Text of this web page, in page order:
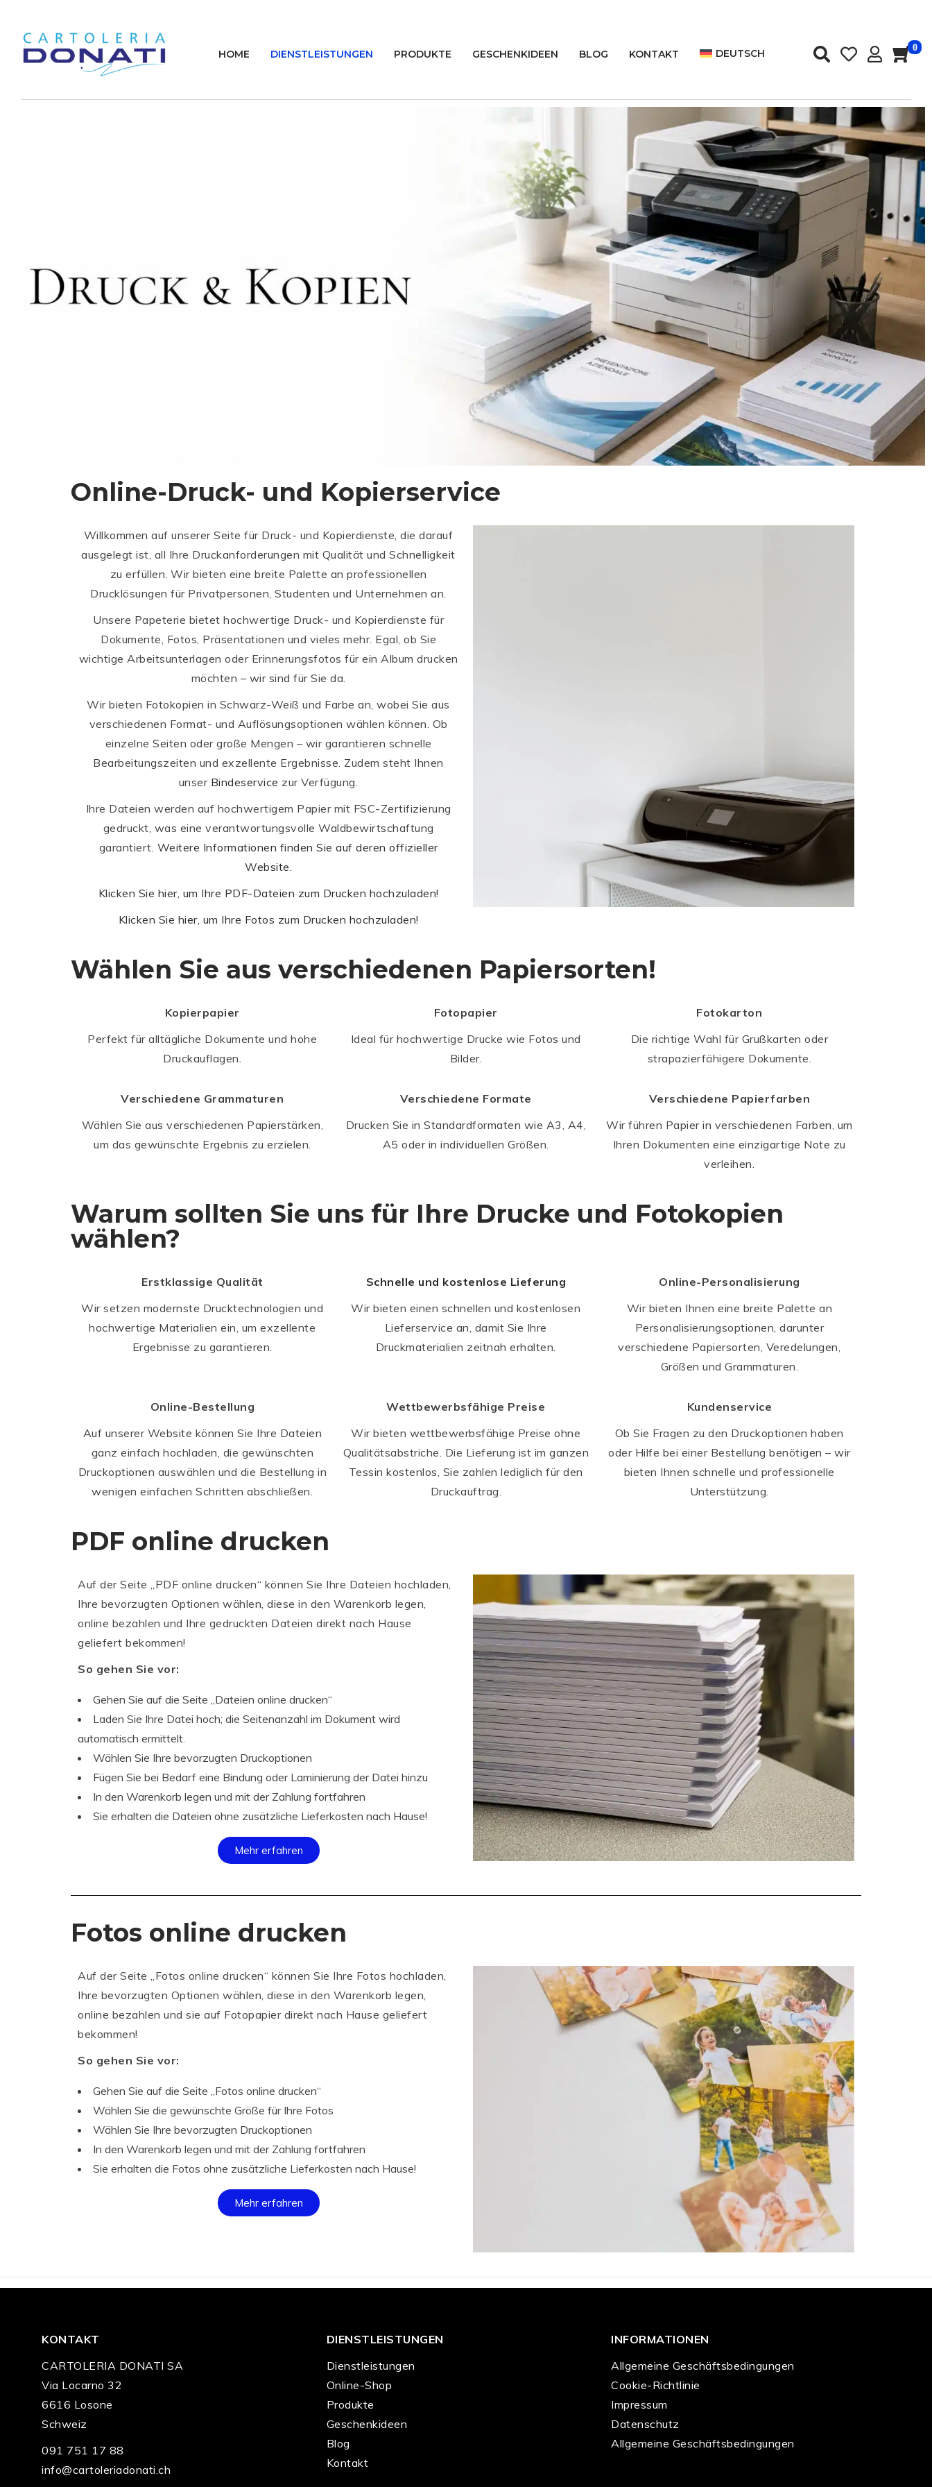
HOME DIENSTLEISTUNGEN PRODUKTE GESCHENKIDEEN BLOG KONTAKT DEUTSCH
0
Online-Druck- und Kopierservice
Willkommen auf unserer Seite für Druck- und Kopierdienste, die darauf
ausgelegt ist, all Ihre Druckanforderungen mit Qualität und Schnelligkeit
zu erfüllen. Wir bieten eine breite Palette an professionellen
Drucklösungen für Privatpersonen, Studenten und Unternehmen an.
Unsere Papeterie bietet hochwertige Druck- und Kopierdienste für
Dokumente, Fotos, Präsentationen und vieles mehr. Egal, ob Sie
wichtige Arbeitsunterlagen oder Erinnerungsfotos für ein Album drucken
möchten – wir sind für Sie da.
Wir bieten Fotokopien in Schwarz-Weiß und Farbe an, wobei Sie aus
verschiedenen Format- und Auflösungsoptionen wählen können. Ob
einzelne Seiten oder große Mengen – wir garantieren schnelle
Bearbeitungszeiten und exzellente Ergebnisse. Zudem steht Ihnen
unser Bindeservice zur Verfügung.
Ihre Dateien werden auf hochwertigem Papier mit FSC-Zertifizierung
gedruckt, was eine verantwortungsvolle Waldbewirtschaftung
garantiert. Weitere Informationen finden Sie auf deren offizieller
Website.
Klicken Sie hier, um Ihre PDF-Dateien zum Drucken hochzuladen!
Klicken Sie hier, um Ihre Fotos zum Drucken hochzuladen!
Wählen Sie aus verschiedenen Papiersorten!
Kopierpapier
Perfekt für alltägliche Dokumente und hohe
Druckauflagen.
Fotopapier
Ideal für hochwertige Drucke wie Fotos und
Bilder.
Fotokarton
Die richtige Wahl für Grußkarten oder
strapazierfähigere Dokumente.
Verschiedene Grammaturen
Wählen Sie aus verschiedenen Papierstärken,
um das gewünschte Ergebnis zu erzielen.
Verschiedene Formate
Drucken Sie in Standardformaten wie A3, A4,
A5 oder in individuellen Größen.
Verschiedene Papierfarben
Wir führen Papier in verschiedenen Farben, um
Ihren Dokumenten eine einzigartige Note zu
verleihen.
Warum sollten Sie uns für Ihre Drucke und Fotokopien
wählen?
Erstklassige Qualität
Wir setzen modernste Drucktechnologien und
hochwertige Materialien ein, um exzellente
Ergebnisse zu garantieren.
Schnelle und kostenlose Lieferung
Wir bieten einen schnellen und kostenlosen
Lieferservice an, damit Sie Ihre
Druckmaterialien zeitnah erhalten.
Online-Personalisierung
Wir bieten Ihnen eine breite Palette an
Personalisierungsoptionen, darunter
verschiedene Papiersorten, Veredelungen,
Größen und Grammaturen.
Online-Bestellung
Auf unserer Website können Sie Ihre Dateien
ganz einfach hochladen, die gewünschten
Druckoptionen auswählen und die Bestellung in
wenigen einfachen Schritten abschließen.
Wettbewerbsfähige Preise
Wir bieten wettbewerbsfähige Preise ohne
Qualitätsabstriche. Die Lieferung ist im ganzen
Tessin kostenlos, Sie zahlen lediglich für den
Druckauftrag.
Kundenservice
Ob Sie Fragen zu den Druckoptionen haben
oder Hilfe bei einer Bestellung benötigen – wir
bieten Ihnen schnelle und professionelle
Unterstützung.
PDF online drucken
Auf der Seite „PDF online drucken“ können Sie Ihre Dateien hochladen,
Ihre bevorzugten Optionen wählen, diese in den Warenkorb legen,
online bezahlen und Ihre gedruckten Dateien direkt nach Hause
geliefert bekommen!
So gehen Sie vor:
Gehen Sie auf die Seite „Dateien online drucken“
Laden Sie Ihre Datei hoch; die Seitenanzahl im Dokument wird
automatisch ermittelt.
Wählen Sie Ihre bevorzugten Druckoptionen
Fügen Sie bei Bedarf eine Bindung oder Laminierung der Datei hinzu
In den Warenkorb legen und mit der Zahlung fortfahren
Sie erhalten die Dateien ohne zusätzliche Lieferkosten nach Hause!
Mehr erfahren
Fotos online drucken
Auf der Seite „Fotos online drucken“ können Sie Ihre Fotos hochladen,
Ihre bevorzugten Optionen wählen, diese in den Warenkorb legen,
online bezahlen und sie auf Fotopapier direkt nach Hause geliefert
bekommen!
So gehen Sie vor:
Gehen Sie auf die Seite „Fotos online drucken“
Wählen Sie die gewünschte Größe für Ihre Fotos
Wählen Sie Ihre bevorzugten Druckoptionen
In den Warenkorb legen und mit der Zahlung fortfahren
Sie erhalten die Fotos ohne zusätzliche Lieferkosten nach Hause!
Mehr erfahren
KONTAKT
CARTOLERIA DONATI SA
Via Locarno 32
6616 Losone
Schweiz
091 751 17 88
info@cartoleriadonati.ch
DIENSTLEISTUNGEN
Dienstleistungen
Online-Shop
Produkte
Geschenkideen
Blog
Kontakt
INFORMATIONEN
Allgemeine Geschäftsbedingungen
Cookie-Richtlinie
Impressum
Datenschutz
Allgemeine Geschäftsbedingungen